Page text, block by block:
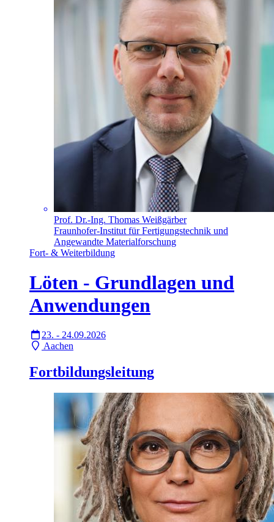
Prof. Dr.-Ing. Thomas Weißgärber
Fraunhofer-Institut für Fertigungstechnik und
Angewandte Materialforschung
Fort- & Weiterbildung
Löten - Grundlagen und
Anwendungen
23. - 24.09.2026
Aachen
Fortbildungsleitung